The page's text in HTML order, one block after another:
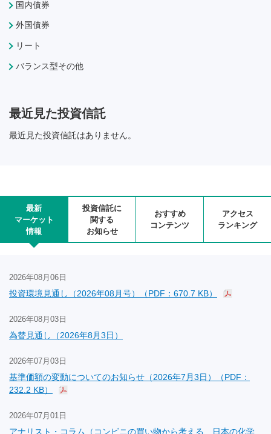
国内債券
外国債券
リート
バランス型その他
最近見た投資信託
最近見た投資信託はありません。
最新
マーケット
情報
投資信託に
関する
お知らせ
おすすめ
コンテンツ
アクセス
ランキング
2026年08月06日
投資環境見通し（2026年08月号）（PDF：670.7 KB）
2026年08月03日
為替見通し（2026年8月3日）
2026年07月03日
基準価額の変動についてのお知らせ（2026年7月3日）（PDF：
232.2 KB）
2026年07月01日
アナリスト・コラム（コンビニの買い物から考える、日本の化学